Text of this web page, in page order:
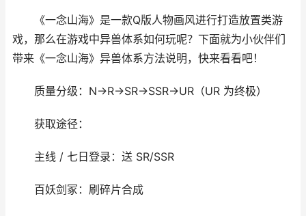
《一念山海》是一款Q版人物画风进行打造放置类游
戏，那么在游戏中异兽体系如何玩呢？下面就为小伙伴们
带来《一念山海》异兽体系方法说明，快来看看吧！
质量分级：N→R→SR→SSR→UR（UR 为终极）
获取途径：
主线 / 七日登录：送 SR/SSR
百妖剑冢：刷碎片合成